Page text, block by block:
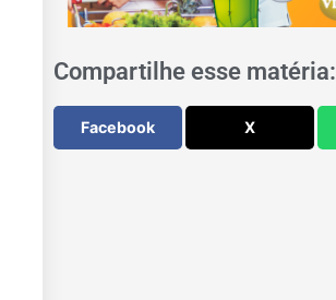
Compartilhe esse matéria:
Facebook X